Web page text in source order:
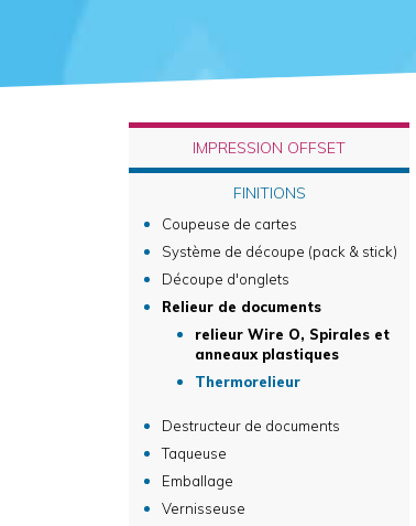
IMPRESSION OFFSET
FINITIONS
Coupeuse de cartes
Système de découpe (pack & stick)
Découpe d'onglets
Relieur de documents
relieur Wire O, Spirales et
anneaux plastiques
Thermorelieur
Destructeur de documents
Taqueuse
Emballage
Vernisseuse